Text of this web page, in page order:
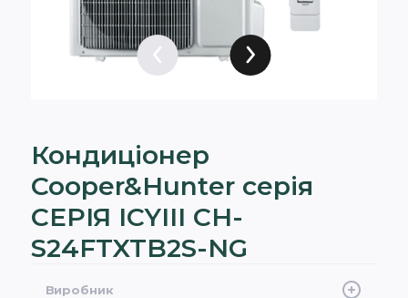
Кондиціонер
Cooper&Hunter серія
СЕРІЯ ICYIII CH-
S24FTXTB2S-NG
Виробник